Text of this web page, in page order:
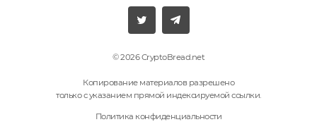
© 2026 CryptoBread.net
Копирование материалов разрешено
только с указанием прямой индексируемой ссылки.
Политика конфиденциальности